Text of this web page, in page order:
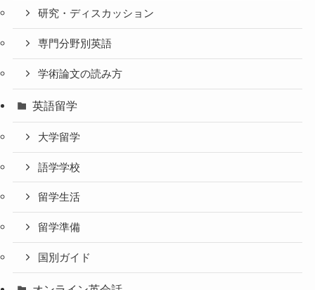
研究・ディスカッション
専門分野別英語
学術論文の読み方
英語留学
大学留学
語学学校
留学生活
留学準備
国別ガイド